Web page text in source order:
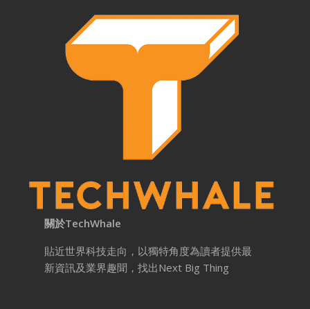
關於TechWhale
貼近世界科技走向，以獨特角度為讀者提供最
新資訊及業界趣聞，找出Next Big Thing